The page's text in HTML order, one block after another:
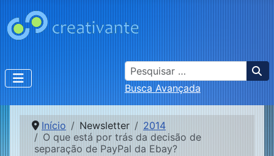
Busca
Busca Avançada
Início Newsletter
2014
O que está por trás da decisão de
separação de PayPal da Ebay?